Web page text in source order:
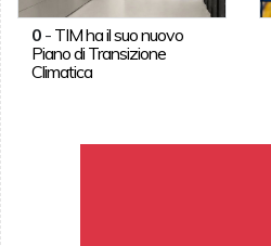
0- TIM ha il suo nuovo
Piano di Transizione
Climatica